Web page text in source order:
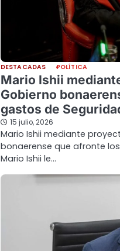
DESTACADAS POLÍTICA
Mario Ishii
Gobierno
gastos de
15 julio, 2026
Mario Ishii mediante
bonaerense que afronte
Mario Ishii le…